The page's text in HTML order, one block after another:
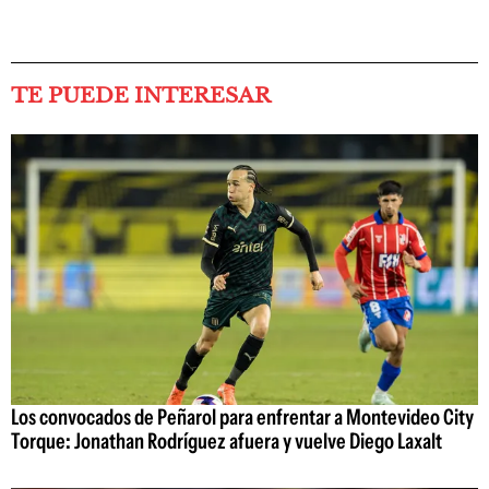
TE PUEDE INTERESAR
Los convocados de Peñarol para enfrentar a Montevideo City
Torque: Jonathan Rodríguez afuera y vuelve Diego Laxalt